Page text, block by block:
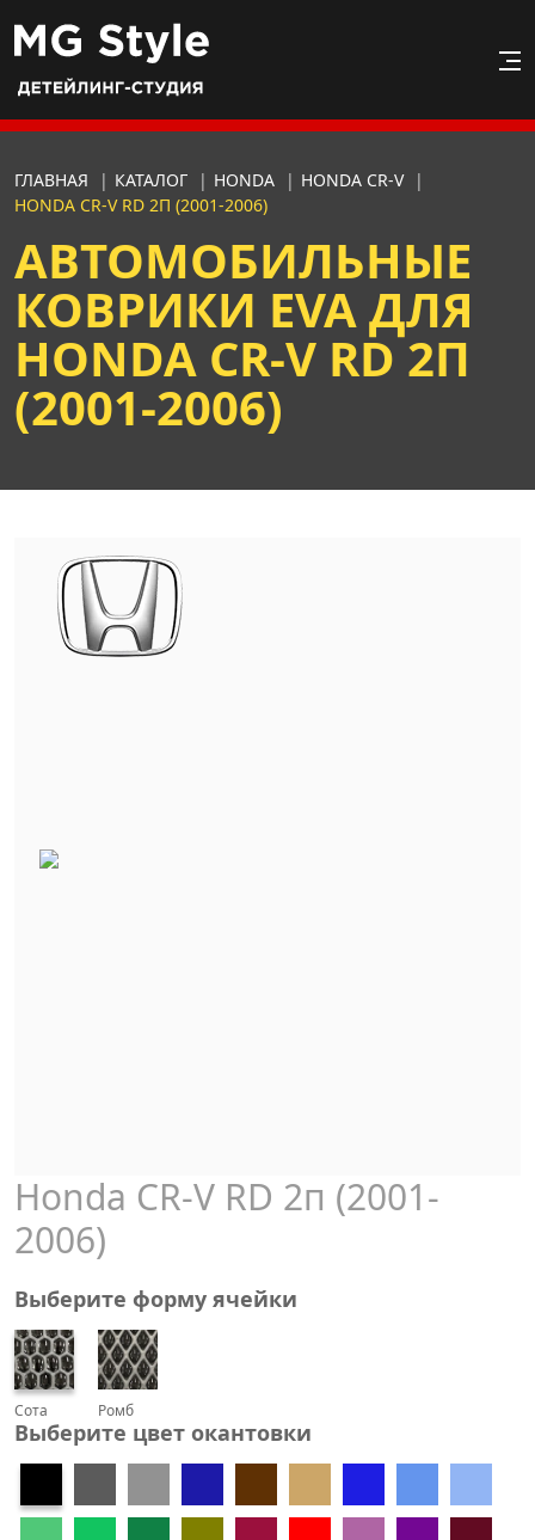
ГЛАВНАЯ | КАТАЛОГ | HONDA | HONDA CR-V |
HONDA CR-V RD 2П (2001-2006)
АВТОМОБИЛЬНЫЕ
КОВРИКИ EVA ДЛЯ
HONDA CR-V RD 2П
(2001-2006)
Honda CR-V RD 2п (2001-
2006)
Выберите форму ячейки
Сота Ромб
Выберите цвет окантовки